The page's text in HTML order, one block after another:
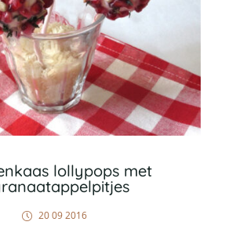
lollypops met
20 09 2016